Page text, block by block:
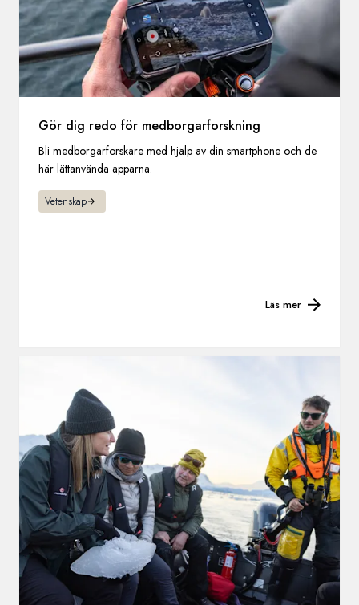
Gör dig redo för medborgarforskning
Bli medborgarforskare med hjälp av din smartphone och de
här lättanvända apparna.
Vetenskap
Läs mer